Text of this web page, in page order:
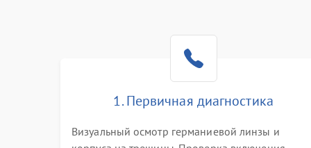
Температурные проблемы
Сбои коммуникаций и интерфейсов
1. Первичная диагностика
Визуальный осмотр германиевой линзы и